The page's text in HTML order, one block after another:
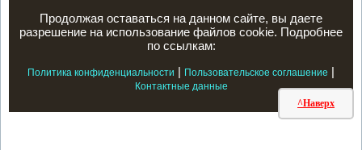
^Наверх
Продолжая оставаться на данном сайте, вы даете
разрешение на использование файлов cookie. Подробнее
по ссылкам:
Политика конфиденциальности | Пользовательское соглашение |
Контактные данные